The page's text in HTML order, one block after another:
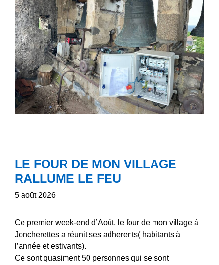
LE FOUR DE MON VILLAGE
RALLUME LE FEU
5 août 2026
Ce premier week-end d’Août, le four de mon village à
Joncherettes a réunit ses adherents( habitants à
l’année et estivants).
Ce sont quasiment 50 personnes qui se sont